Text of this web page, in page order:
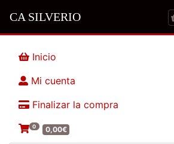
CA SILVERIO
Inicio
Mi cuenta
Finalizar la compra
0 0,00€